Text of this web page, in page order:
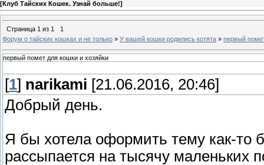
[Клуб Тайских Кошек. Узнай больше!]
Страница 1 из 1
1
Форум о тайских кошках и не только » У вашей кошки родились котята » первый
первый помет для кошки и хозяйки
[1] narikami [21.06.2016, 20:46]
Добрый день.
Я бы хотела оформить тему как-то
рассыпается на тысячу маленьких